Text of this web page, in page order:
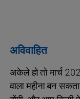
अविवाहित
अकेले हो तो मार्च
वाला महीना बन